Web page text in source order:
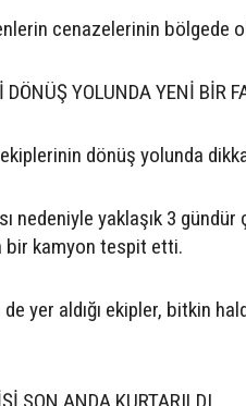
cenazelerinin
DÖNÜŞ YOLUNDA YENİ BİR
dönüş yolunda
nedeniyle yaklaşık 3
bir kamyon tespit etti.
yer aldığı ekipler, bitkin